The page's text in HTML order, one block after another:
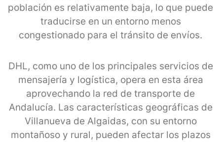
población es relativamente baja, lo que puede
traducirse en un entorno menos
congestionado para el tránsito de envíos.
DHL, como uno de los principales servicios de
mensajería y logística, opera en esta área
aprovechando la red de transporte de
Andalucía. Las características geográficas de
Villanueva de Algaidas, con su entorno
montañoso y rural, pueden afectar los plazos